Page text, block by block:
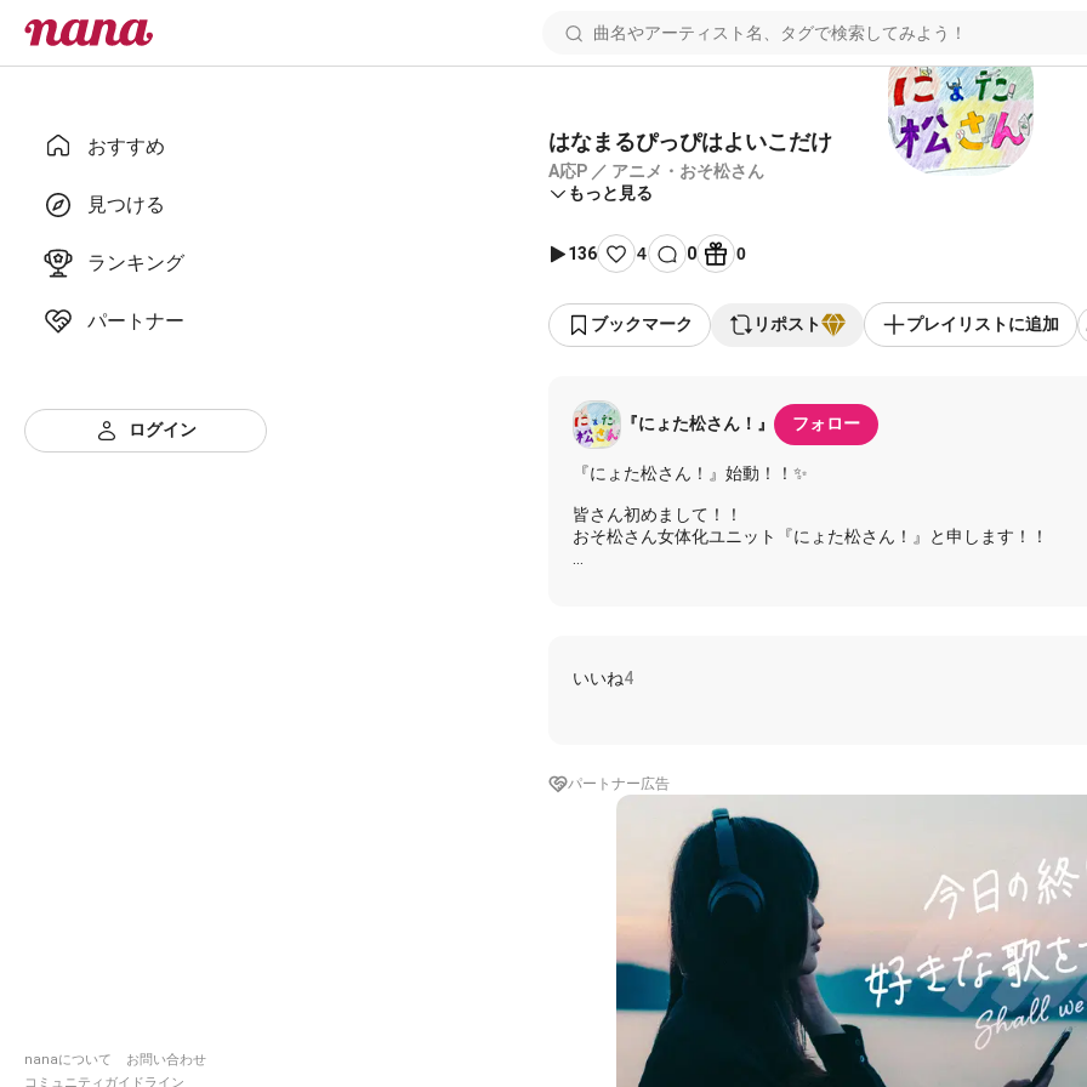
おすすめ
見つける
ランキング
パートナー
ログイン
nanaについて
お問い合わせ
コミュニティガイドライン
はなまるぴっぴはよいこだけ
A応P ／ アニメ・おそ松さん
もっと見る
136 4 0 0
ブックマーク リポスト プレイリストに追加
『にょた松さん！』 フォロー
『にょた松さん！』始動！！✨
皆さん初めまして！！
おそ松さん女体化ユニット『にょた松さん！』と申します！！
素晴らしいサウンドに仕上げました！！
❤️💙💚メンバー💜💛💗
https://nana-music.com/users/1593356/
https://nana-music.com/users/7884171/
https://nana-music.com/users/7307172
https://nana-music.com/users/6841883/
いいね4
パートナー広告